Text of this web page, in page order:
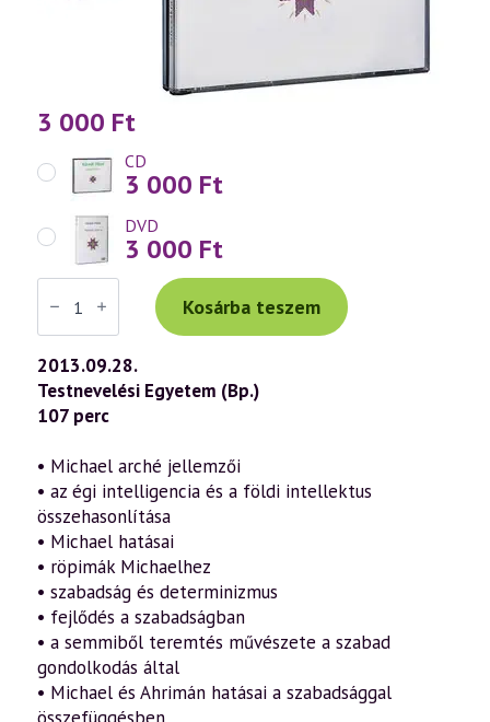
3 000 Ft
CD
3 000 Ft
DVD
3 000 Ft
Váradi
Tibor
előadás
(644)
—
Michael-
impulzus
a
tudati
korában
17.
rész
(2013.09.28.)
mennyiség
Kosárba teszem
2013.09.28.
Testnevelési Egyetem (Bp.)
107 perc
• Michael arché jellemzői
• az égi intelligencia és a földi intellektus
összehasonlítása
• Michael hatásai
• röpimák Michaelhez
• szabadság és determinizmus
• fejlődés a szabadságban
• a semmiből teremtés művészete a szabad
gondolkodás által
• Michael és Ahrimán hatásai a szabadsággal